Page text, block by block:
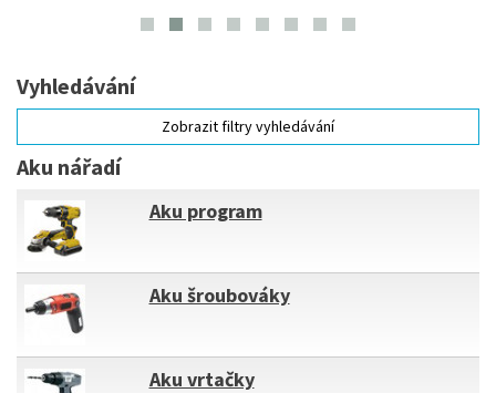
Vyhledávání
Zobrazit filtry vyhledávání
Aku nářadí
Aku program
Aku šroubováky
Aku vrtačky